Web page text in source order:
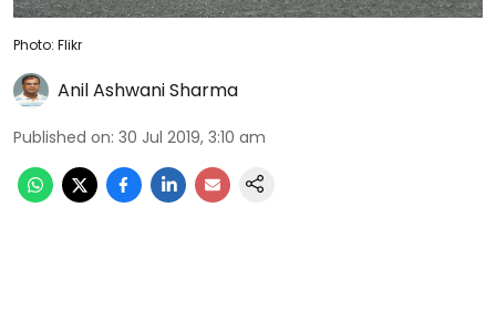
Photo: Flikr
Anil Ashwani Sharma
Published on: 30 Jul 2019, 3:10 am